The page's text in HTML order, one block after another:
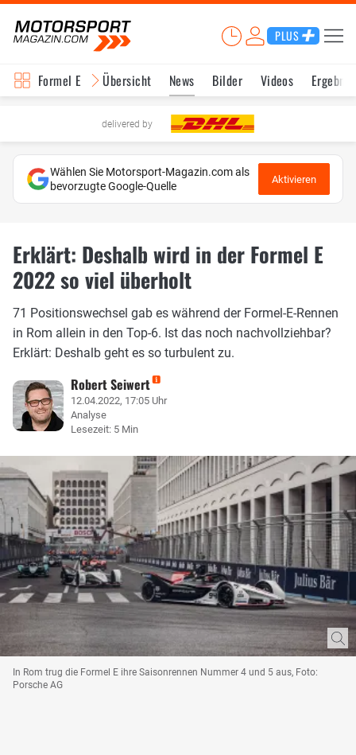
PLUS
Formel E Übersicht News Bilder Videos
delivered by
Wählen Sie Motorsport-Magazin.com als
bevorzugte Google-Quelle
Aktivieren
Erklärt: Deshalb wird in der Formel E
2022 so viel überholt
71 Positionswechsel gab es während der Formel-E-Rennen
in Rom allein in den Top-6. Ist das noch nachvollziehbar?
Erklärt: Deshalb geht es so turbulent zu.
Robert Seiwert
12.04.2022, 17:05 Uhr
Analyse
Lesezeit: 5 Min
In Rom trug die Formel E ihre Saisonrennen Nummer 4 und 5 aus, Foto:
Porsche AG